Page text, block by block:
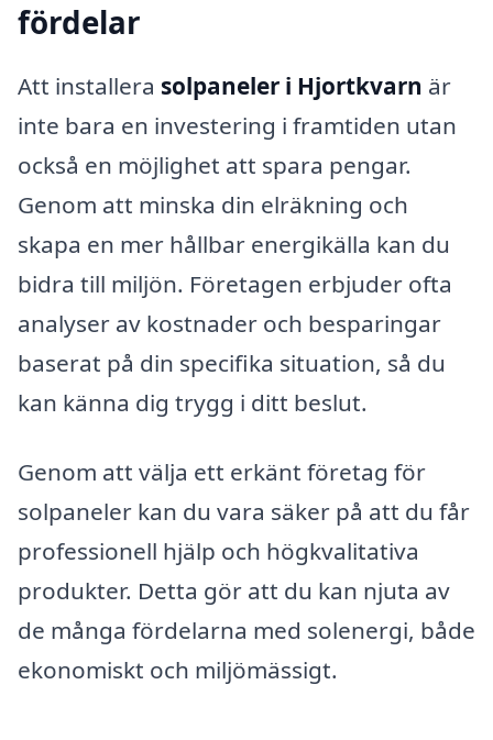
fördelar
Att installera solpaneler i Hjortkvarn är
inte bara en investering i framtiden utan
också en möjlighet att spara pengar.
Genom att minska din elräkning och
skapa en mer hållbar energikälla kan du
bidra till miljön. Företagen erbjuder ofta
analyser av kostnader och besparingar
baserat på din specifika situation, så du
kan känna dig trygg i ditt beslut.
Genom att välja ett erkänt företag för
solpaneler kan du vara säker på att du får
professionell hjälp och högkvalitativa
produkter. Detta gör att du kan njuta av
de många fördelarna med solenergi, både
ekonomiskt och miljömässigt.